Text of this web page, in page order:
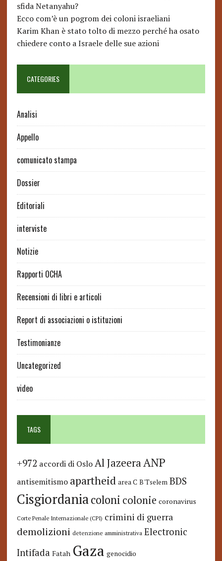
sfida Netanyahu?
Ecco com’è un pogrom dei coloni israeliani
Karim Khan è stato tolto di mezzo perché ha osato
chiedere conto a Israele delle sue azioni
CATEGORIES
Analisi
Appello
comunicato stampa
Dossier
Editoriali
interviste
Notizie
Rapporti OCHA
Recensioni di libri e articoli
Report di associazioni o istituzioni
Testimonianze
Uncategorized
video
TAGS
+972 accordi di Oslo Al JazeeraANP
antisemitismo apartheid area C B'Tselem BDS
Cisgiordaniacoloni colonie coronavirus
Corte Penale Internazionale (CPI) crimini di guerra
demolizioni detenzione amministrativa Electronic
Intifada Fatah Gaza genocidio